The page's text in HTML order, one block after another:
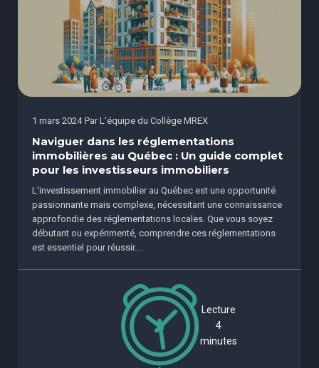
1 mars 2024 Par L'équipe du Collège MREX
Naviguer dans les réglementations
immobilières au Québec : Un guide complet
pour les investisseurs immobiliers
L'investissement immobilier au Québec est une opportunité
passionnante mais complexe, nécessitant une connaissance
approfondie des réglementations locales. Que vous soyez
débutant ou expérimenté, comprendre ces réglementations
est essentiel pour réussir....
Lecture
4
minutes